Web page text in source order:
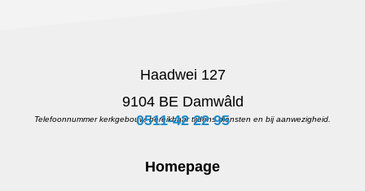
Haadwei 127
9104 BE Damwâld
Telefoonnummer kerkgebouw, bereikbaar tijdens diensten en bij aanwezigheid.
0511-42 22 95
Homepage